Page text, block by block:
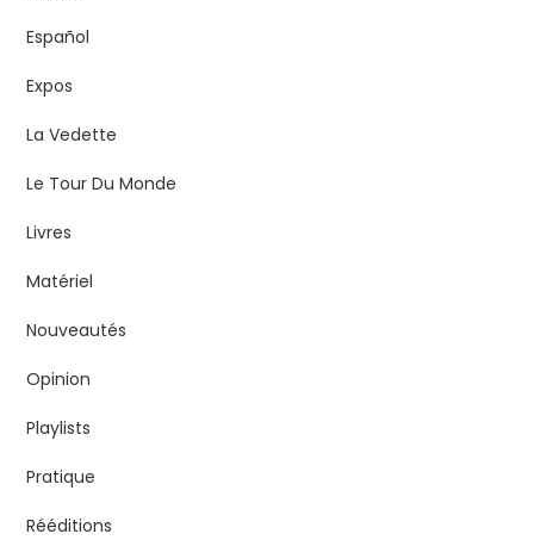
Español
Expos
La Vedette
Le Tour Du Monde
Livres
Matériel
Nouveautés
Opinion
Playlists
Pratique
Rééditions